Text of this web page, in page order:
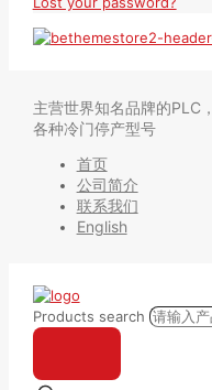
主营世界知名品牌的PLC
各种冷门停产型号
首页
公司简介
联系我们
English
Products search